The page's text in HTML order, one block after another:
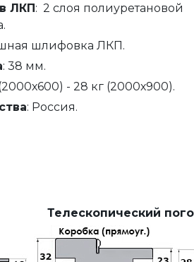
ЛКП: 2 слоя полиуретановой
шлифовка ЛКП.
: 38 мм.
- 28 кг (2000х900).
: Россия.
Телескопический